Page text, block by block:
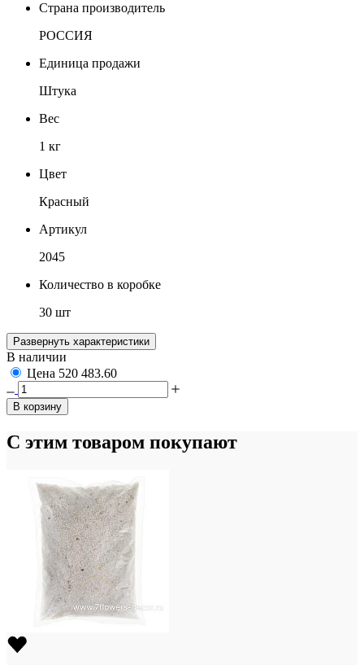
Страна производитель
РОССИЯ
Единица продажи
Штука
Вес
1 кг
Цвет
Красный
Артикул
2045
Количество в коробке
30 шт
Развернуть характеристики
В наличии
Цена 520 483.60
В корзину
С этим товаром покупают